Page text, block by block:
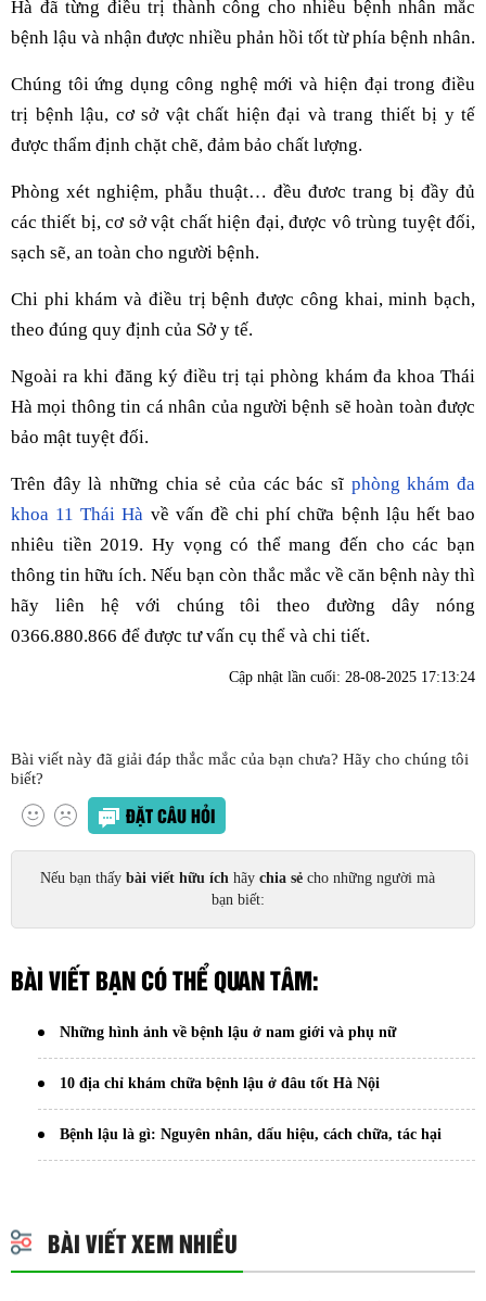
Hà đã từng điều trị thành công cho nhiều bệnh nhân mắc
bệnh lậu và nhận được nhiều phản hồi tốt từ phía bệnh nhân.
Chúng tôi ứng dụng công nghệ mới và hiện đại trong điều
trị bệnh lậu, cơ sở vật chất hiện đại và trang thiết bị y tế
được thẩm định chặt chẽ, đảm bảo chất lượng.
Phòng xét nghiệm, phẫu thuật… đều đươc trang bị đầy đủ
các thiết bị, cơ sở vật chất hiện đại, được vô trùng tuyệt đối,
sạch sẽ, an toàn cho người bệnh.
Chi phi khám và điều trị bệnh được công khai, minh bạch,
theo đúng quy định của Sở y tế.
Ngoài ra khi đăng ký điều trị tại phòng khám đa khoa Thái
Hà mọi thông tin cá nhân của người bệnh sẽ hoàn toàn được
bảo mật tuyệt đối.
Trên đây là những chia sẻ của các bác sĩ phòng khám đa
khoa 11 Thái Hà về vấn đề chi phí chữa bệnh lậu hết bao
nhiêu tiền 2019. Hy vọng có thể mang đến cho các bạn
thông tin hữu ích. Nếu bạn còn thắc mắc về căn bệnh này thì
hãy liên hệ với chúng tôi theo đường dây nóng
0366.880.866 để được tư vấn cụ thể và chi tiết.
Cập nhật lần cuối: 28-08-2025 17:13:24
Bài viết này đã giải đáp thắc mắc của bạn chưa? Hãy cho chúng tôi
biết?
ĐẶT CÂU HỎI
Nếu bạn thấy bài viết hữu ích hãy chia sẻ cho những người mà
bạn biết:
BÀI VIẾT BẠN CÓ THỂ QUAN TÂM:
Những hình ảnh về bệnh lậu ở nam giới và phụ nữ
10 địa chỉ khám chữa bệnh lậu ở đâu tốt Hà Nội
Bệnh lậu là gì: Nguyên nhân, dấu hiệu, cách chữa, tác hại
BÀI VIẾT XEM NHIỀU